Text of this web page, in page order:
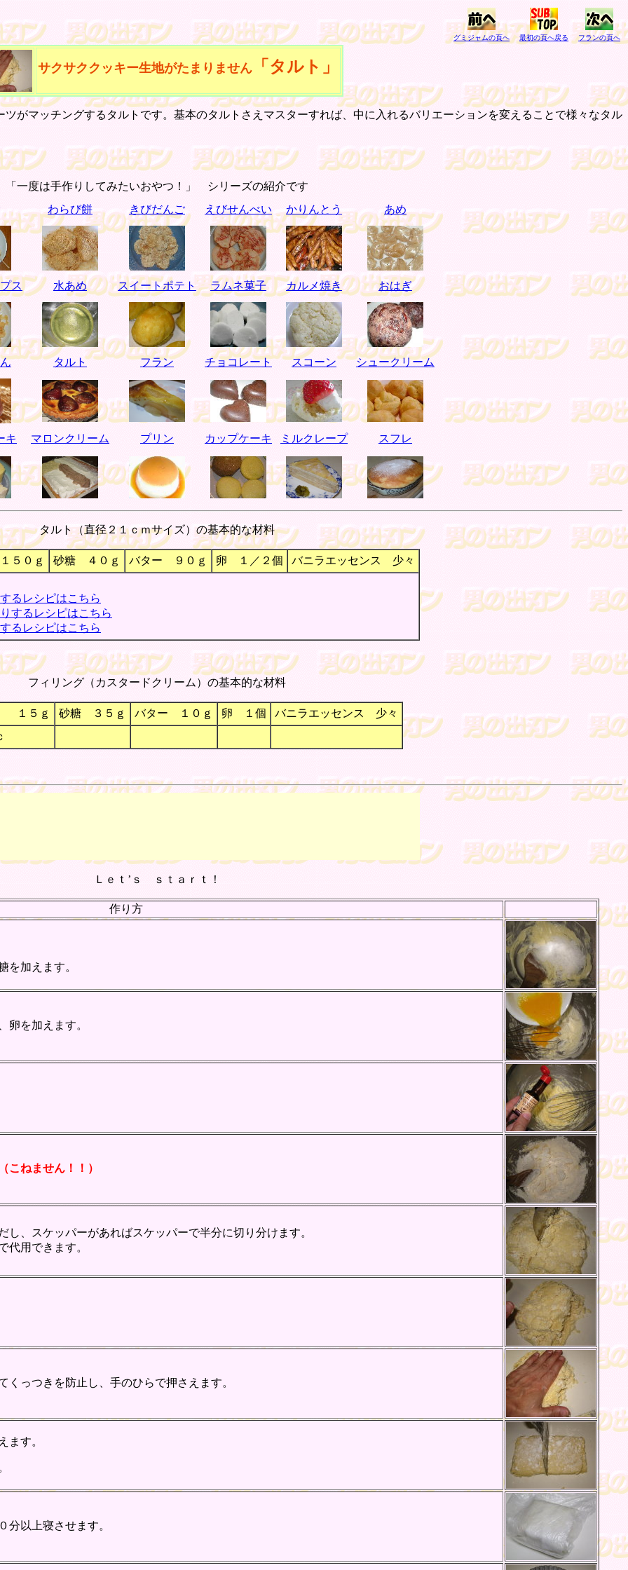
グミジャムの頁へ 最初の頁へ戻る フランの頁へ
サクサククッキー生地がたまりません「タルト」
マッチングするタルトです。基本のタルトさえマスターすれば、中に入れるバリエーションを変えることで様々なタル
「一度は手作りしてみたいおやつ！」 シリーズの紹介です
わらび餅
きびだんご えびせんべい かりんとう あめ
ス 水あめ スイートポテト ラムネ菓子 カルメ焼き おはぎ
タルト フラン チョコレート スコーン シュークリーム
キ マロンクリーム プリン カップケーキ ミルクレープ スフレ
タルト（直径２１ｃｍサイズ）の基本的な材料
５０ｇ 砂糖 ４０ｇ バター ９０ｇ 卵 １／２個 バニラエッセンス 少々
るレシピはこちら
するレシピはこちら
るレシピはこちら
フィリング（カスタードクリーム）の基本的な材料
１５ｇ 砂糖 ３５ｇ バター １０ｇ 卵 １個
バニラエッセンス 少々
Ｌｅｔ’ｓ ｓｔａｒｔ！
作り方
加えます。
を加えます。
こねません！！）
、スケッパーがあればスケッパーで半分に切り分けます。
用できます。
っつきを防止し、手のひらで押さえます。
す。
以上寝させます。